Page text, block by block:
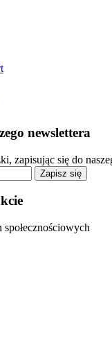
newslettera
zapisując się do
Zapisz się